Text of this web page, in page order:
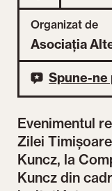
Evenimentul
Zilei
Kuncz, la
Kuncz din
Organizat de
Asociația
Spune-ne